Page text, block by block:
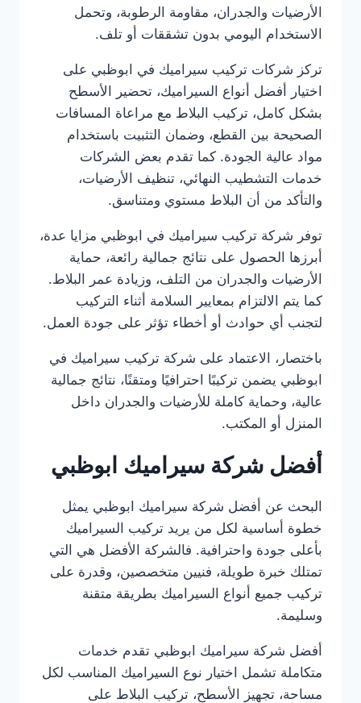
الأرضيات والجدران، مقاومة الرطوبة، وتحمل
الاستخدام اليومي بدون تشققات أو تلف.
تركز شركات تركيب سيراميك في ابوظبي على
اختيار أفضل أنواع السيراميك، تحضير الأسطح
بشكل كامل، تركيب البلاط مع مراعاة المسافات
الصحيحة بين القطع، وضمان التثبيت باستخدام
مواد عالية الجودة. كما تقدم بعض الشركات
خدمات التشطيب النهائي، تنظيف الأرضيات،
والتأكد من أن البلاط مستوي ومتناسق.
توفر شركة تركيب سيراميك في ابوظبي مزايا عدة،
أبرزها الحصول على نتائج جمالية رائعة، حماية
الأرضيات والجدران من التلف، وزيادة عمر البلاط.
كما يتم الالتزام بمعايير السلامة أثناء التركيب
لتجنب أي حوادث أو أخطاء تؤثر على جودة العمل.
باختصار، الاعتماد على شركة تركيب سيراميك في
ابوظبي يضمن تركيبًا احترافيًا ومتقنًا، نتائج جمالية
عالية، وحماية كاملة للأرضيات والجدران داخل
المنزل أو المكتب.
أفضل شركة سيراميك ابوظبي
البحث عن أفضل شركة سيراميك ابوظبي يمثل
خطوة أساسية لكل من يريد تركيب السيراميك
بأعلى جودة واحترافية. فالشركة الأفضل هي التي
تمتلك خبرة طويلة، فنيين متخصصين، وقدرة على
تركيب جميع أنواع السيراميك بطريقة متقنة
وسليمة.
أفضل شركة سيراميك ابوظبي تقدم خدمات
متكاملة تشمل اختيار نوع السيراميك المناسب لكل
مساحة، تجهيز الأسطح، تركيب البلاط على